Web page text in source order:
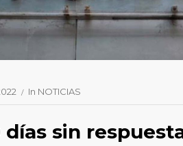
In NOTICIAS
días sin